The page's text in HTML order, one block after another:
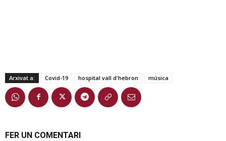
Arxivat a: Covid-19 hospital vall d'hebron música
FER UN COMENTARI